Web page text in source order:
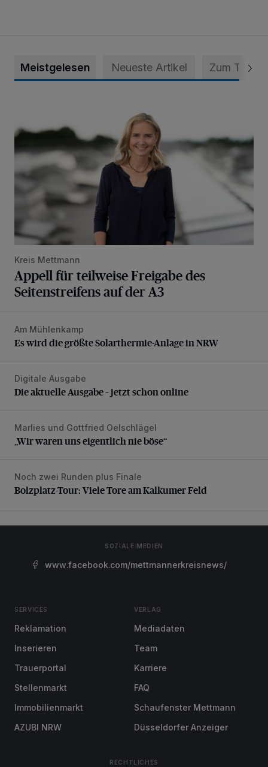
Meistgelesen Neueste Artikel Zum Thema
Kreis Mettmann
Appell für teilweise Freigabe des
Seitenstreifens auf der A3
Es wird die größte Solarthermie-Anlage in NRW
Am Mühlenkamp
Es wird die größte Solarthermie-Anlage in NRW
Die aktuelle Ausgabe – jetzt schon online
Digitale Ausgabe
Die aktuelle Ausgabe – jetzt schon online
„Wir waren uns eigentlich nie böse“
Marlies und Gottfried Oelschlägel
„Wir waren uns eigentlich nie böse“
Bolzplatz-Tour: Viele Tore am Kalkumer Feld
Noch zwei Runden plus Finale
Bolzplatz-Tour: Viele Tore am Kalkumer Feld
SOZIALE MEDIEN
www.facebook.com/mettmannerkreisnews/
SERVICES
Reklamation
Inserieren
Trauerportal
Stellenmarkt
Immobilienmarkt
AZUBI NRW
VERLAG
Mediadaten
Team
Karriere
FAQ
Schaufenster Mettmann
Düsseldorfer Anzeiger
RECHTLICHES